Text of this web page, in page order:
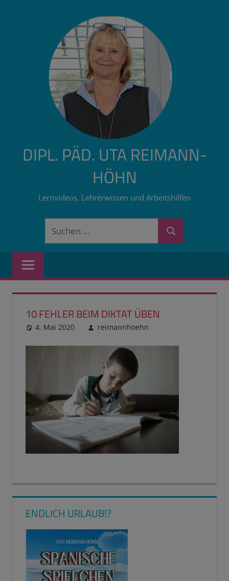
DIPL. PÄD. UTA REIMANN-
HÖHN
Lernvideos, Lehrerwissen und Arbeitshilfen
Suchen
Suchen
10 FEHLER BEIM DIKTAT ÜBEN
4. Mai 2020 reimannhoehn
ENDLICH URLAUB!?